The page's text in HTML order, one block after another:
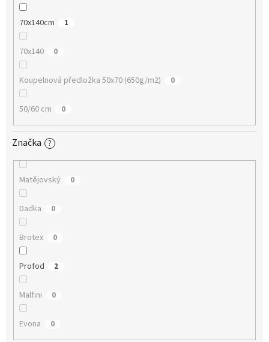
70x140cm 1
70x140 0
Koupelnová předložka 50x70 (650g/m2) 0
50/60 cm 0
Značka ?
Matějovský 0
Dadka 0
Brotex 0
Profod 2
Malfini 0
Evona 0